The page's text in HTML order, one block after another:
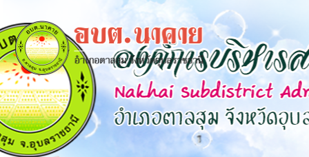
หน้า
หลัก
ข้อมูล
พื้น
ฐาน